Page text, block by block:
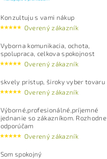
Konzultuju s vami nákup
Overený zákazník
Vyborna komunikacia, ochota,
spolupraca, celkova spokojnost
Overený zákazník
skvely pristup, široky vyber tovaru
Overený zákazník
Výborné,profesionálné,príjemné
jednanie so zákazníkom. Rozhodne
odporúčam
Overený zákazník
Som spokojný